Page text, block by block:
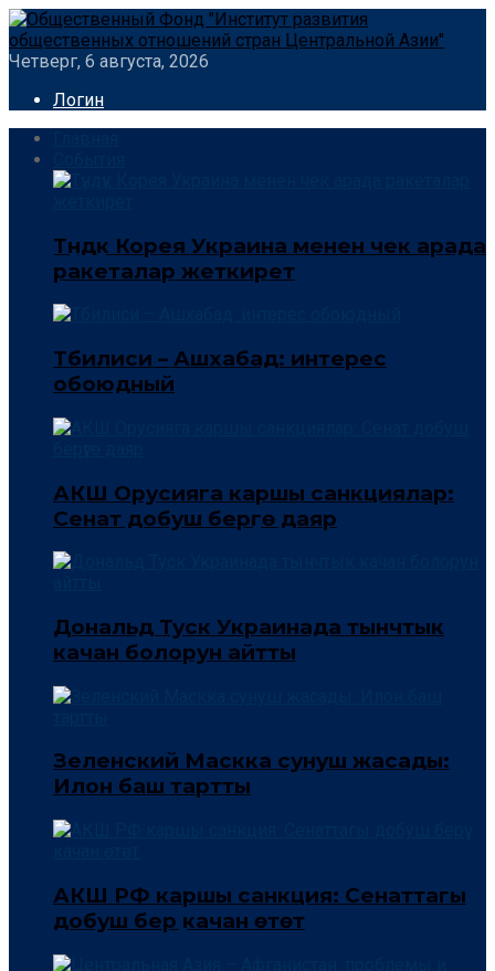
Четверг, 6 августа, 2026
Логин
Түндүк Корея Украина менен чек арада
ракеталар жеткирет
Тбилиси – Ашхабад: интерес
обоюдный
АКШ Орусияга каршы санкциялар:
Сенат добуш берүүгө даяр
Дональд Туск Украинада тынчтык
качан болорун айтты
Зеленский Маскка сунуш жасады:
Илон баш тартты
АКШ РФ каршы санкция: Сенаттагы
добуш берүү качан өтөт